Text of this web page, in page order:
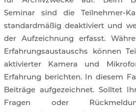
Seminar sind die Teilnehmer-
standardmäßig deaktiviert und
der Aufzeichnung erfasst.
Erfahrungsaustauschs können
aktivierter Kamera und
Erfahrung berichten. In diesem
Beiträge aufgezeichnet. Solltet
Fragen oder